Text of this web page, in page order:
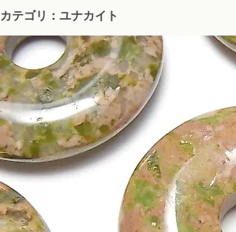
カテゴリ：ユナカイト